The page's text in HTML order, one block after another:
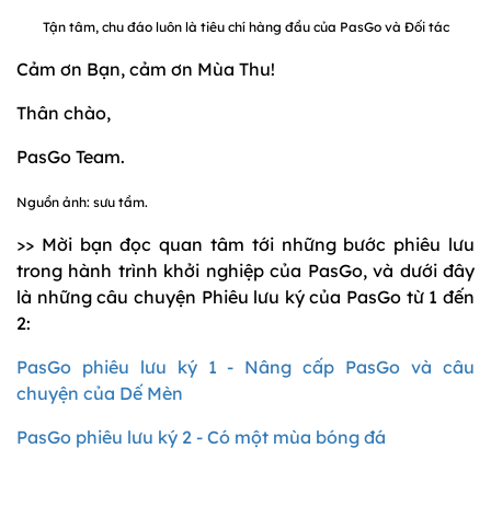
Tận tâm, chu đáo luôn là tiêu chí hàng đầu của PasGo và Đối tác
Cảm ơn Bạn, cảm ơn Mùa Thu!
Thân chào,
PasGo Team.
Nguồn ảnh: sưu tầm.
>> Mời bạn đọc quan tâm tới những bước phiêu lưu
trong hành trình khởi nghiệp của PasGo, và dưới đây
là những câu chuyện Phiêu lưu ký của PasGo từ 1 đến
2:
PasGo phiêu lưu ký 1 - Nâng cấp PasGo và câu
chuyện của Dế Mèn
PasGo phiêu lưu ký 2 - Có một mùa bóng đá